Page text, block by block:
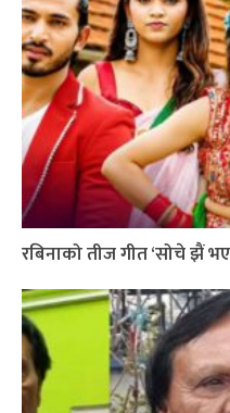
रबिनाको तीज गीत ‘सोचे झैं